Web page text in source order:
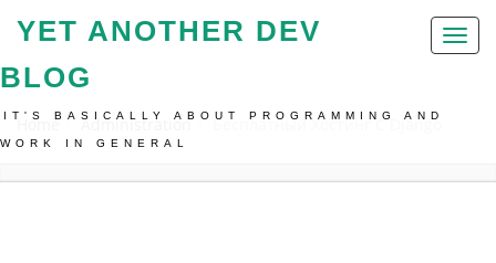
Toggle
YET ANOTHER DEV
BLOG
IT'S BASICALLY ABOUT PROGRAMMING AND
WORK IN GENERAL
Home Administration Бесплатный Хостинг С Django